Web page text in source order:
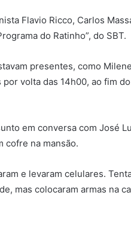
Flavio Ricco, Carlos
do Ratinho”, do SBT.
presentes, como
volta das 14h00, ao fim
em conversa com José
cofre na mansão.
e levaram celulares.
mas colocaram armas na